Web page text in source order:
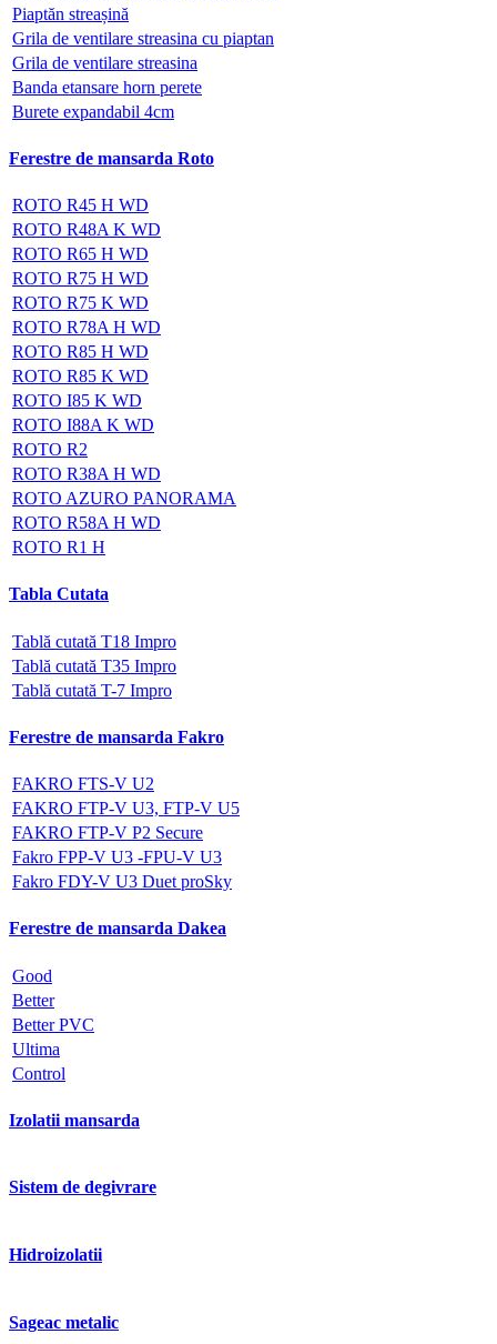
Piaptăn streașină
Grila de ventilare streasina cu piaptan
Grila de ventilare streasina
Banda etansare horn perete
Burete expandabil 4cm
Ferestre de mansarda Roto
ROTO R45 H WD
ROTO R48A K WD
ROTO R65 H WD
ROTO R75 H WD
ROTO R75 K WD
ROTO R78A H WD
ROTO R85 H WD
ROTO R85 K WD
ROTO I85 K WD
ROTO I88A K WD
ROTO R2
ROTO R38A H WD
ROTO AZURO PANORAMA
ROTO R58A H WD
ROTO R1 H
Tabla Cutata
Tablă cutată T18 Impro
Tablă cutată T35 Impro
Tablă cutată T-7 Impro
Ferestre de mansarda Fakro
FAKRO FTS-V U2
FAKRO FTP-V U3, FTP-V U5
FAKRO FTP-V P2 Secure
Fakro FPP-V U3 -FPU-V U3
Fakro FDY-V U3 Duet proSky
Ferestre de mansarda Dakea
Good
Better
Better PVC
Ultima
Control
Izolatii mansarda
Sistem de degivrare
Hidroizolatii
Sageac metalic